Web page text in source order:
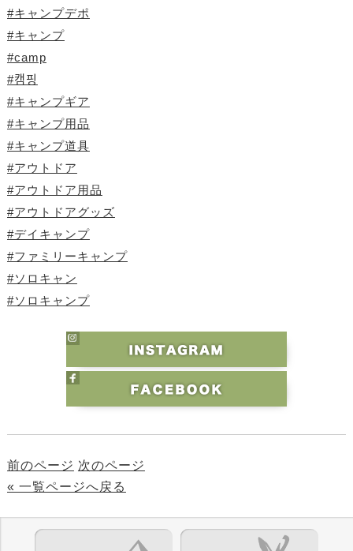
#キャンプデポ
#キャンプ
#camp
#캠핑
#キャンプギア
#キャンプ用品
#キャンプ道具
#アウトドア
#アウトドア用品
#アウトドアグッズ
#デイキャンプ
#ファミリーキャンプ
#ソロキャン
#ソロキャンプ
前のページ 次のページ
« 一覧ページへ戻る